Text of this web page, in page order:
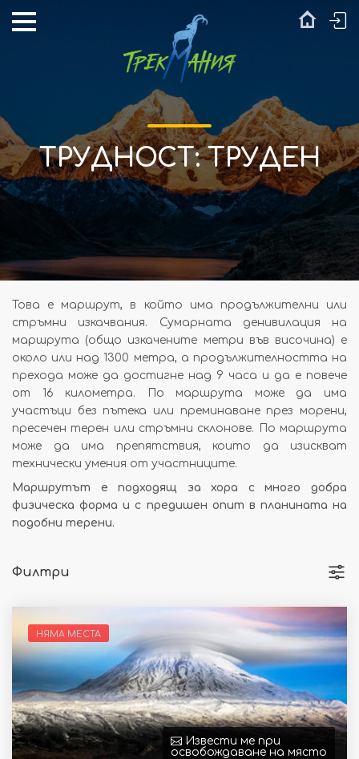
ТРУДНОСТ: ТРУДЕН
Това е маршрут, в който има продължителни или
стръмни изкачвания. Сумарната денивилация на
маршрута (общо изкачените метри във височина) е
около или над 1300 метра, а продължителността на
прехода може да достигне над 9 часа и да е повече
от 16 километра. По маршрута може да има
участъци без пътека или преминаване през морени,
пресечен терен или стръмни склонове. По маршрута
може да има препятствия, които да изискват
технически умения от участниците.
Маршрутът е подходящ за хора с много добра
физическа форма и с предишен опит в планината на
подобни терени.
Филтри
Извести ме при
освобождаване на място
НЯМА МЕСТА